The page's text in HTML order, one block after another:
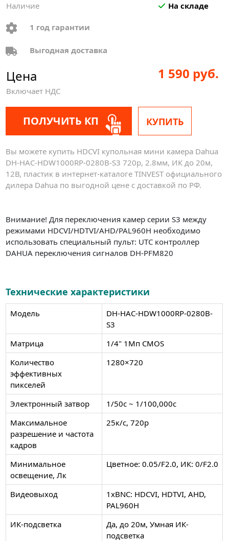
Наличие На складе
1 год гарантии
Выгодная доставка
Цена
Включает НДС
1 590 руб.
ПОЛУЧИТЬ КП КУПИТЬ
Вы можете купить HDCVI купольная мини камера Dahua
DH-HAC-HDW1000RP-0280B-S3 720p, 2.8мм, ИК до 20м,
12В, пластик в интернет-каталоге TINVEST официального
дилера Dahua по выгодной цене с доставкой по РФ.
Внимание! Для переключения камер серии S3 между
режимами HDCVI/HDTVI/AHD/PAL960H необходимо
использовать специальный пульт: UTC контроллер
DAHUA переключения сигналов DH-PFM820
Технические характеристики
Модель
DH-HAC-HDW1000RP-0280B-
S3
Матрица
1/4" 1Мп CMOS
Количество
эффективных
пикселей
1280×720
Электронный затвор
1/50с ~ 1/100,000с
Максимальное
разрешение и частота
кадров
25к/с, 720p
Минимальное
освещение, Лк
Цветное: 0.05/F2.0, ИК: 0/F2.0
Видеовыход
1xBNC: HDCVI, HDTVI, AHD,
PAL960H
ИК-подсветка
Да, до 20м, Умная ИК-
подсветка